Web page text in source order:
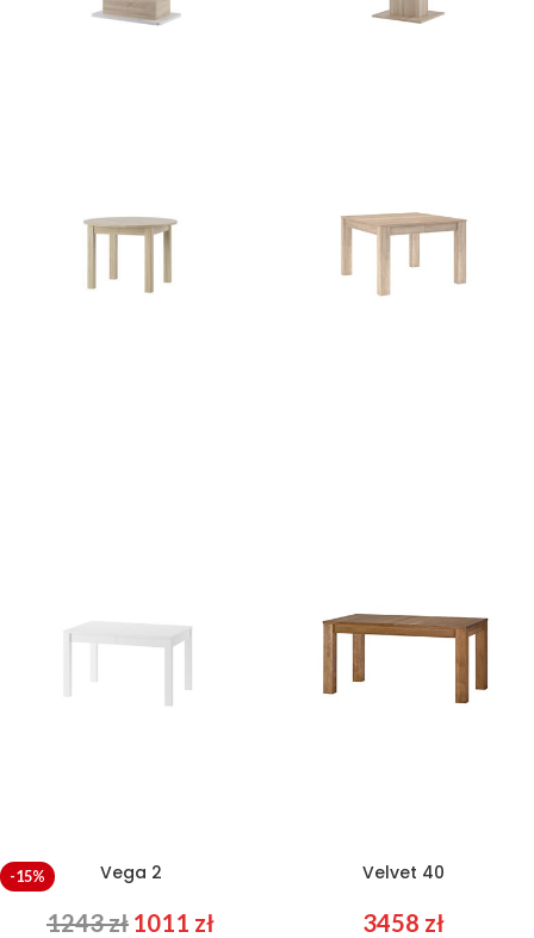
Vega 2
1243zł 1011 zł
Velvet 40
3458 zł
-15%